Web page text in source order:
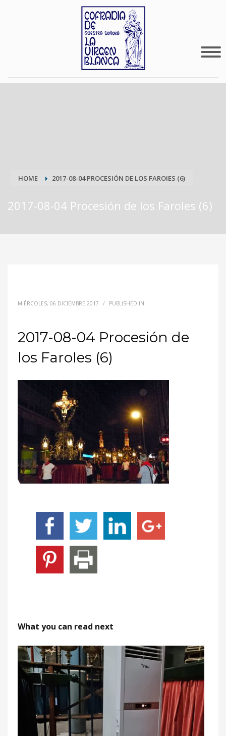
HOME 2017-08-04 PROCESIÓN DE LOS FAROIES (6)
2017-08-04 Procesión de los FaroIes (6)
MIÉRCOLES, 06 DICIEMBRE 2017 / PUBLISHED IN
2017-08-04 Procesión de
los FaroIes (6)
What you can read next